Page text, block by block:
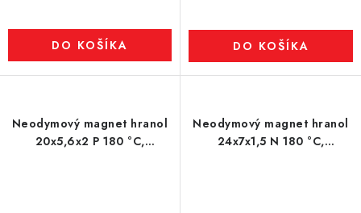
DO KOŠÍKA DO KOŠÍKA
Neodymový magnet hranol
20x5,6x2 P 180 °C,
Neodymový magnet hranol
24x7x1,5 N 180 °C,